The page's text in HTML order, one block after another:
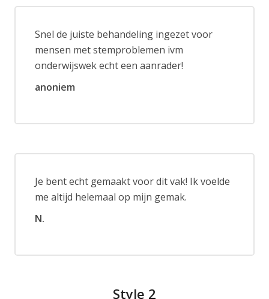
Snel de juiste behandeling ingezet voor
mensen met stemproblemen ivm
onderwijswek echt een aanrader!
anoniem
Je bent echt gemaakt voor dit vak! Ik voelde
me altijd helemaal op mijn gemak.
N.
Style 2